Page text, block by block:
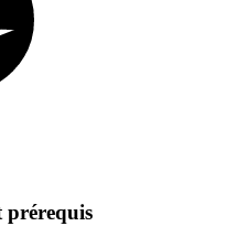
prérequis